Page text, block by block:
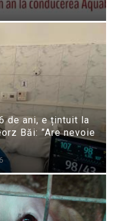
de ani, e țintuit la
Băi: ”Are nevoie